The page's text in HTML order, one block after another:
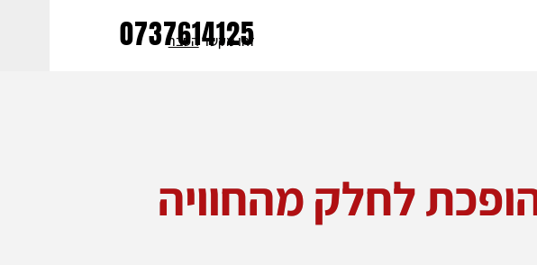
0737614125
זהו מקשר הסבר
לחלק מהחוויה